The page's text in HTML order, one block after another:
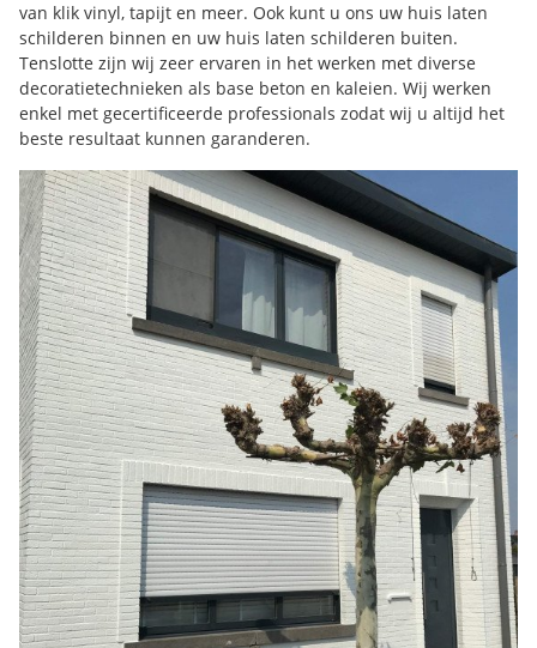
van klik vinyl, tapijt en meer. Ook kunt u ons uw huis laten
schilderen binnen en uw huis laten schilderen buiten.
Tenslotte zijn wij zeer ervaren in het werken met diverse
decoratietechnieken als base beton en kaleien. Wij werken
enkel met gecertificeerde professionals zodat wij u altijd het
beste resultaat kunnen garanderen.